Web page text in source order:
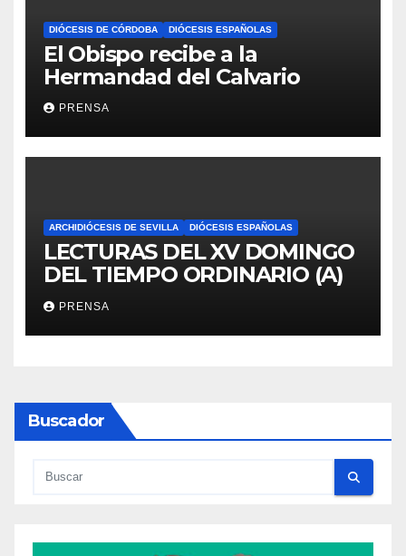
DIÓCESIS DE CÓRDOBA DIÓCESIS ESPAÑOLAS
El Obispo recibe a la
Hermandad del Calvario
PRENSA
ARCHIDIÓCESIS DE SEVILLA DIÓCESIS ESPAÑOLAS
LECTURAS DEL XV DOMINGO
DEL TIEMPO ORDINARIO (A)
PRENSA
Buscador